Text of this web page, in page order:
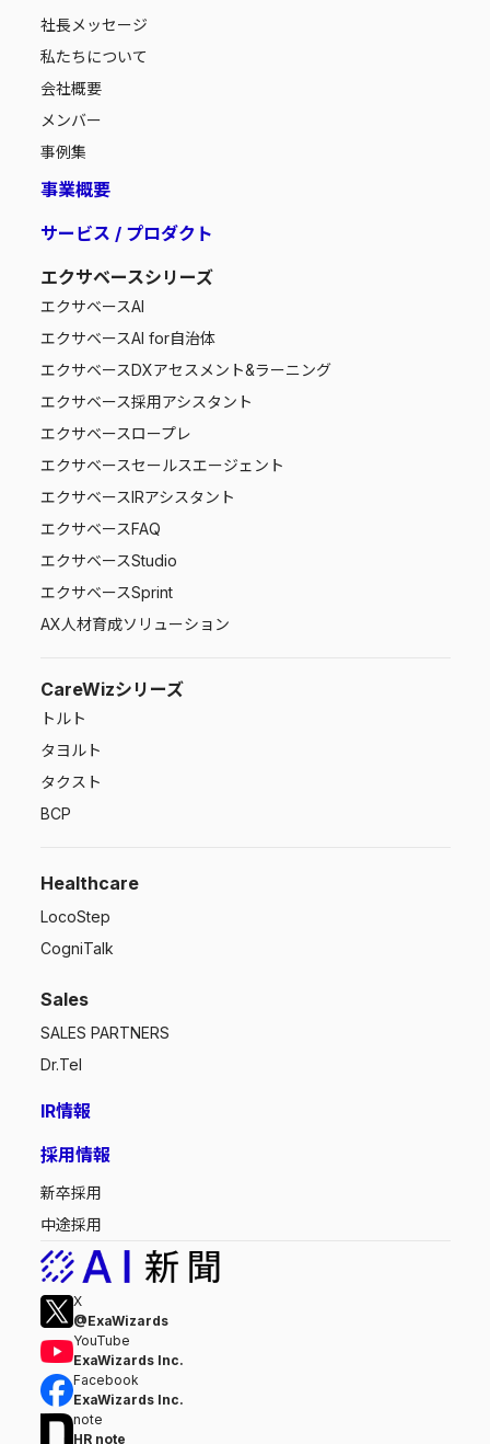
社長メッセージ
私たちについて
会社概要
メンバー
事例集
事業概要
サービス / プロダクト
エクサベースシリーズ
エクサベースAI
エクサベースAI for自治体
エクサベースDXアセスメント&ラーニング
エクサベース採用アシスタント
エクサベースロープレ
エクサベースセールスエージェント
エクサベースIRアシスタント
エクサベースFAQ
エクサベースStudio
エクサベースSprint
AX人材育成ソリューション
CareWizシリーズ
トルト
タヨルト
タクスト
BCP
Healthcare
LocoStep
CogniTalk
Sales
SALES PARTNERS
Dr.Tel
IR情報
採用情報
新卒採用
中途採用
X
@ExaWizards
YouTube
ExaWizards Inc.
Facebook
ExaWizards Inc.
note
HR note